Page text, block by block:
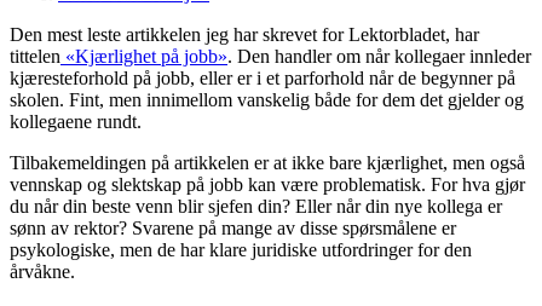
Den mest leste artikkelen jeg har skrevet for Lektorbladet, har
tittelen «Kjærlighet på jobb». Den handler om når kollegaer innleder
kjæresteforhold på jobb, eller er i et parforhold når de begynner på
skolen. Fint, men innimellom vanskelig både for dem det gjelder og
kollegaene rundt.
Tilbakemeldingen på artikkelen er at ikke bare kjærlighet, men også
vennskap og slektskap på jobb kan være problematisk. For hva gjør
du når din beste venn blir sjefen din? Eller når din nye kollega er
sønn av rektor? Svarene på mange av disse spørsmålene er
psykologiske, men de har klare juridiske utfordringer for den
årvåkne.